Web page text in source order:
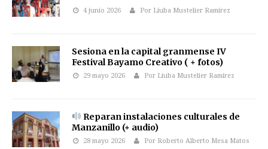
4 junio 2026 Por Liuba Mustelier Ramirez
Sesiona en la capital granmense IV
Festival Bayamo Creativo ( + fotos)
29 mayo 2026 Por Liuba Mustelier Ramirez
Reparan instalaciones culturales de
Manzanillo (+ audio)
28 mayo 2026 Por Roberto Alberto Mesa Matos